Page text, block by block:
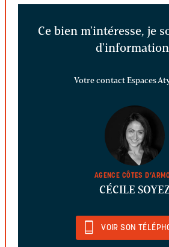
Ce bien m'intéresse, je
Votre contact Espaces
AGENCE CÔTES
CÉCILE SOYEZ
VOIR SON